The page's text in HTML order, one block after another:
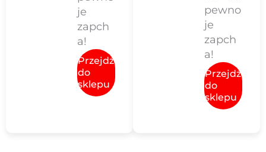
je
zapch
a!
Przejdź
do
sklepu
pewno
je
zapch
a!
Przejdź
do
sklepu